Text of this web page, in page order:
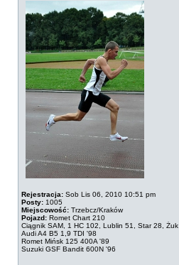
Rejestracja: Sob Lis 06, 2010 10:51 pm
Posty: 1005
Miejscowość: Trzebcz/Kraków
Pojazd: Romet Chart 210
Ciągnik SAM, 1 HC 102, Lublin 51, Star 28, Żuk
Audi A4 B5 1,9 TDI '98
Romet Mińsk 125 400A '89
Suzuki GSF Bandit 600N '96